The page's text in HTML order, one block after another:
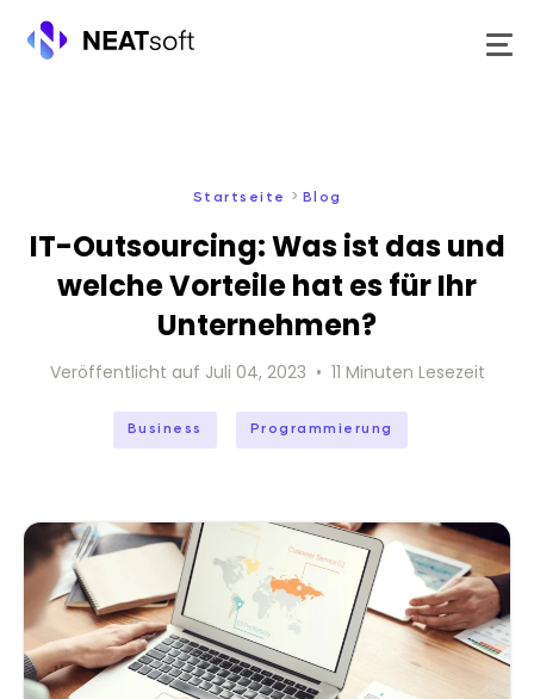
Startseite > Blog
IT-Outsourcing: Was ist das und
welche Vorteile hat es für Ihr
Unternehmen?
Veröffentlicht auf Juli 04, 2023 • 11 Minuten Lesezeit
Business Programmierung